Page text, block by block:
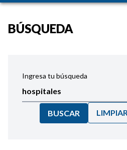
BÚSQUEDA
Ingresa tu búsqueda
BUSCAR